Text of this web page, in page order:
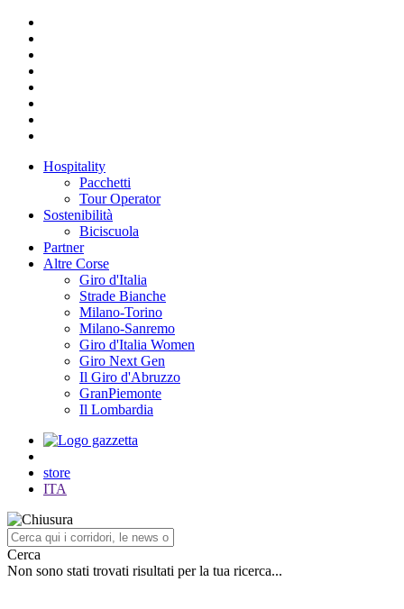
Hospitality
Pacchetti
Tour Operator
Sostenibilità
Biciscuola
Partner
Altre Corse
Giro d'Italia
Strade Bianche
Milano-Torino
Milano-Sanremo
Giro d'Italia Women
Giro Next Gen
Il Giro d'Abruzzo
GranPiemonte
Il Lombardia
store
ITA
Cerca
Non sono stati trovati risultati per la tua ricerca...